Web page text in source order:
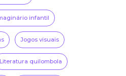
infantil
Jogos visuais
Literatura quilombola